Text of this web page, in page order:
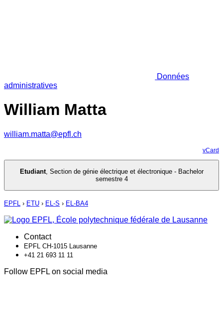
Données
administratives
William Matta
william.matta@epfl.ch
vCard
Etudiant, Section de génie électrique et électronique - Bachelor
semestre 4
EPFL › ETU › EL-S › EL-BA4
Contact
EPFL CH-1015 Lausanne
+41 21 693 11 11
Follow EPFL on social media